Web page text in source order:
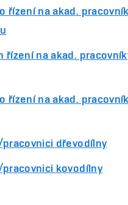
řízení na akad.
řízení na akad.
řízení na akad.
dřevodílny
kovodílny